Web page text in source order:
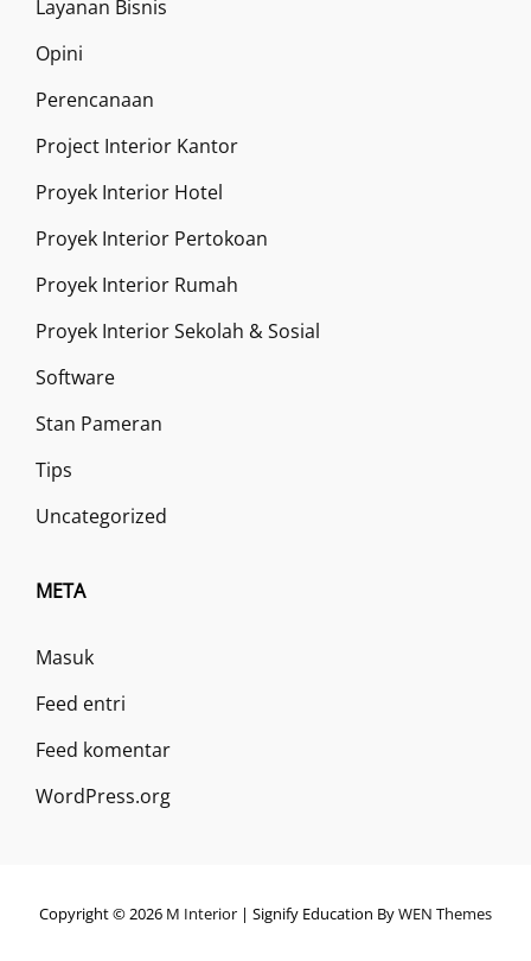
Layanan Bisnis
Opini
Perencanaan
Project Interior Kantor
Proyek Interior Hotel
Proyek Interior Pertokoan
Proyek Interior Rumah
Proyek Interior Sekolah & Sosial
Software
Stan Pameran
Tips
Uncategorized
META
Masuk
Feed entri
Feed komentar
WordPress.org
Copyright © 2026 M Interior | Signify Education ByWEN Themes